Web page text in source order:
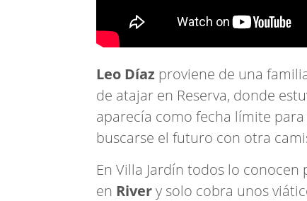
Leo Díaz proviene de una
de atajar en Reserva, donde
aparecía como fecha límite
buscarse el futuro con otra
En Villa Jardín todos lo
en Rivery solo cobra unos